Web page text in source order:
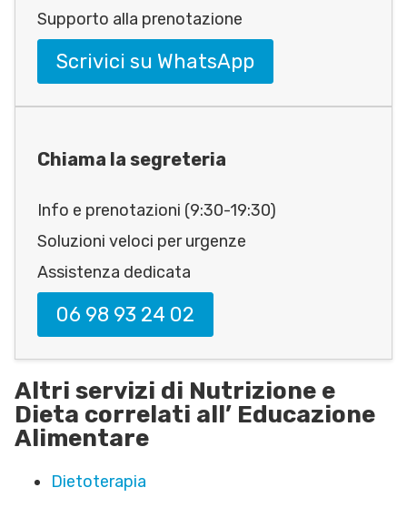
Supporto alla prenotazione
Scrivici su WhatsApp
Chiama la segreteria
Info e prenotazioni (9:30-19:30)
Soluzioni veloci per urgenze
Assistenza dedicata
06 98 93 24 02
Altri servizi di Nutrizione e
Dieta correlati all’ Educazione
Alimentare
Dietoterapia